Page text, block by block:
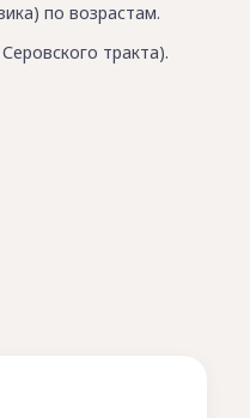
по возрастам.
тракта).